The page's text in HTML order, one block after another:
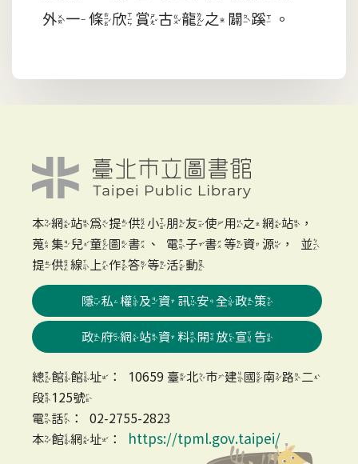
外一條欣賞古龍之闢蹊。
本網站為提供小朋友使用之網站，
蒐集兒童圖書、電子書等資源，並
提供線上作答等活動
隱私權及資訊安全政策
政府網站資料開放宣告
總館館址：10659 臺北市建國南路二
段125號
電話：02-2755-2823
本館網址：
https://tpml.gov.taipei/